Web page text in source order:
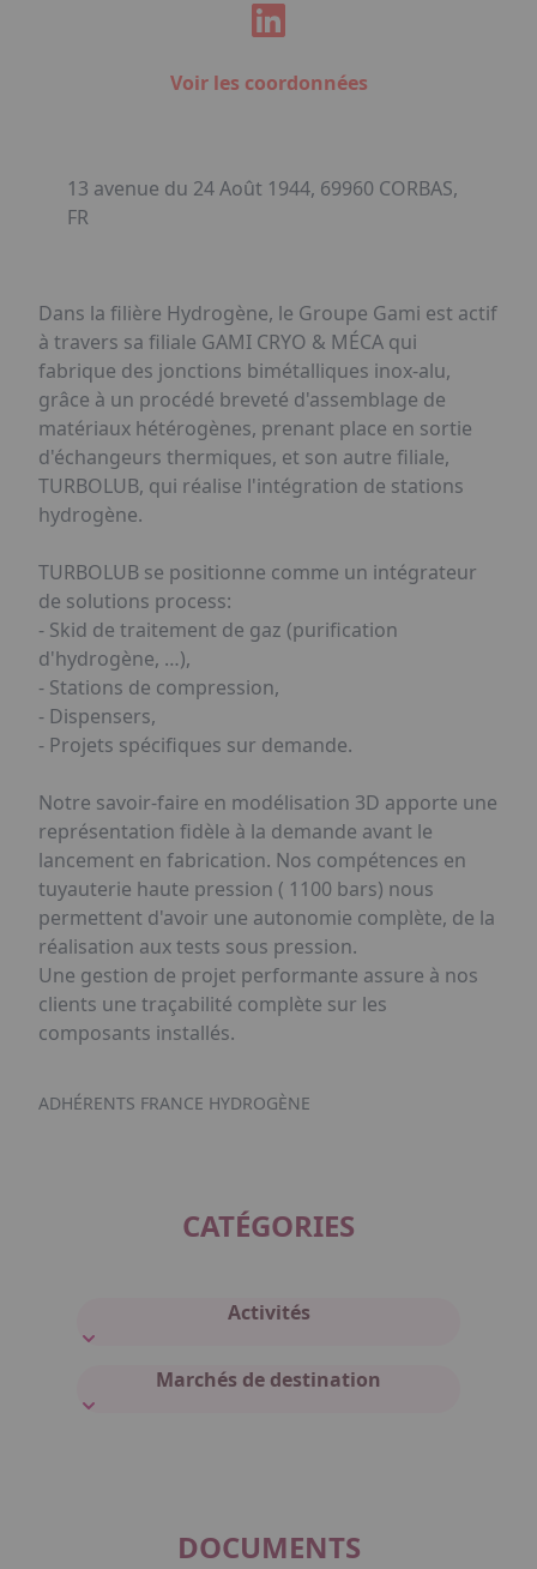
Voir les coordonnées
13 avenue du 24 Août 1944, 69960 CORBAS,
FR
Dans la filière Hydrogène, le Groupe Gami est actif
à travers sa filiale GAMI CRYO & MÉCA qui
fabrique des jonctions bimétalliques inox-alu,
grâce à un procédé breveté d'assemblage de
matériaux hétérogènes, prenant place en sortie
d'échangeurs thermiques, et son autre filiale,
TURBOLUB, qui réalise l'intégration de stations
hydrogène.
TURBOLUB se positionne comme un intégrateur
de solutions process:
- Skid de traitement de gaz (purification
d'hydrogène, …),
- Stations de compression,
- Dispensers,
- Projets spécifiques sur demande.
Notre savoir-faire en modélisation 3D apporte une
représentation fidèle à la demande avant le
lancement en fabrication. Nos compétences en
tuyauterie haute pression ( 1100 bars) nous
permettent d'avoir une autonomie complète, de la
réalisation aux tests sous pression.
Une gestion de projet performante assure à nos
clients une traçabilité complète sur les
composants installés.
ADHÉRENTS FRANCE HYDROGÈNE
CATÉGORIES
Activités
Marchés de destination
DOCUMENTS